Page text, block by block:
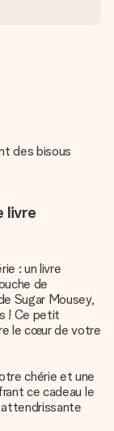
des bisous
livre
: un livre
de
Sugar Mousey,
! Ce petit
le cœur de votre
chérie et une
ce cadeau le
attendrissante